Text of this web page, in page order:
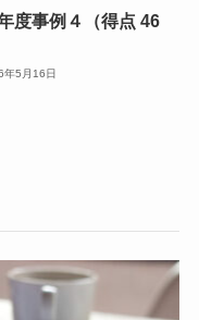
度事例４（得点 46
年5月16日